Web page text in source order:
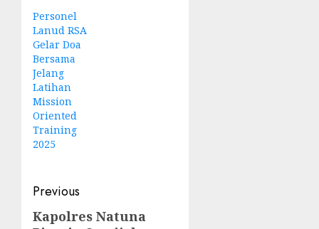
Personel
Lanud RSA
Gelar Doa
Bersama
Jelang
Latihan
Mission
Oriented
Training
2025
Post
navigation
Previous
Previous
Kapolres Natuna